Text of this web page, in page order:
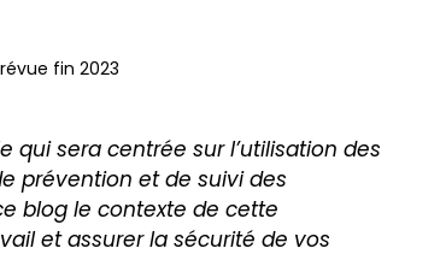
fin 2023
qui sera centrée sur l’utilisation des
prévention et de suivi des
blog le contexte de cette
et assurer la sécurité de vos